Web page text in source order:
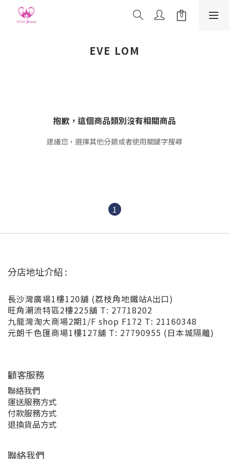
EVE LOM
抱歉，這個商品類別沒有相關商品
建議您，選擇其他分類或者使用關鍵字搜尋
1
分店地址介紹 :
長沙灣廣場1樓120舖 (荔枝角地鐵站A出口)
旺角潮流特區2樓225舖 T: 27718202
九龍灣淘大商場2期1/F shop F172 T: 21160348
元朗千色匯商場1樓127舖 T: 27790955 (日本城隔離)
顧客服務
聯絡我們
運送服務方式
付款服務方式
退換貨品方式
聯絡我們